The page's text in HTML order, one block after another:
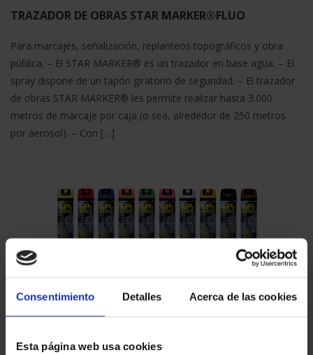
Consentimiento Detalles Acerca de las cookies
Esta página web usa cookies
TRAZADOR DE OBRAS STAR MARKER®FLUO
Para marcajes, señalización, replanteos topográficos y obra
pública. – El STAR MARKER® es un trazador en base agua. – El
spray dispone de un tapón giratorio de seguridad. – El trazador
de obras STAR MARKER® les permite realizar hasta 3.000
metros de marcaje por caja (o sea, alrededor de 250 metros
por aerosol). – Con […]
TRAZADOR DE OBRAS ToPo MARKER®FLUO
Para marcajes, señalización, replanteos topográficos y obra
seguridad ergonómico. – Con el trazador de obras ToPo